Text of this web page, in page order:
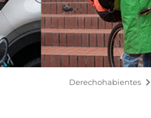
Derechohabientes